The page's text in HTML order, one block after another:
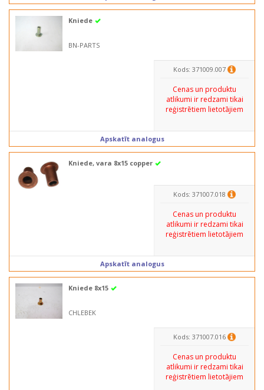
Kniede
BN-PARTS
Kods: 371009.007
Cenas un produktu
atlikumi ir redzami tikai
reģistrētiem lietotājiem
Apskatīt analogus
Kniede, vara 8x15 copper
Kods: 371007.018
Cenas un produktu
atlikumi ir redzami tikai
reģistrētiem lietotājiem
Apskatīt analogus
Kniede 8x15
CHLEBEK
Kods: 371007.016
Cenas un produktu
atlikumi ir redzami tikai
reģistrētiem lietotājiem